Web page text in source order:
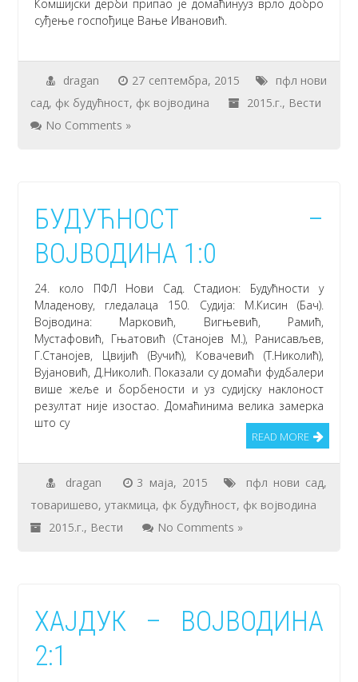
Комшијски дерби припао је домаћинууз врло добро
суђење госпођице Вање Ивановић.
dragan 27 септембра, 2015
пфл нови
сад, фк будућност, фк војводина 2015.г., Вести
No Comments »
БУДУЋНОСТ –
ВОЈВОДИНА 1:0
24. коло ПФЛ Нови Сад. Стадион: Будућности у
Младенову, гледалаца 150. Судија: М.Кисин (Бач).
Војводина: Марковић, Вигњевић, Рамић,
Мустафовић, Гњатовић (Станојев М.), Ранисављев,
Г.Станојев, Цвијић (Вучић), Ковачевић (Т.Николић),
Вујановић, Д.Николић. Показали су домаћи фудбалери
више жеље и борбености и уз судијску наклоност
резултат није изостао. Домаћинима велика замерка
што су
READ MORE
dragan 3 маја, 2015 пфл нови сад,
товаришево,утакмица, фк будућност, фк војводина
2015.г., Вести No Comments »
ХАЈДУК – ВОЈВОДИНА
2:1